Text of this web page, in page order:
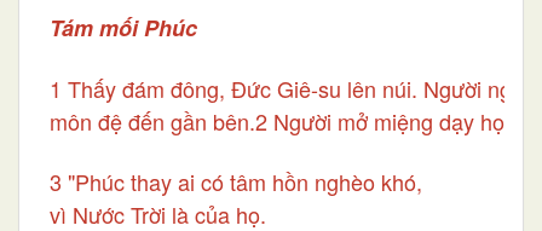
Tám mối Phúc
1 Thấy đám đông, Đức Giê-su lên núi. Người ngồi
môn đệ đến gần bên.2 Người mở miệng dạy họ
3 "Phúc thay ai có tâm hồn nghèo khó,
vì Nước Trời là của họ.